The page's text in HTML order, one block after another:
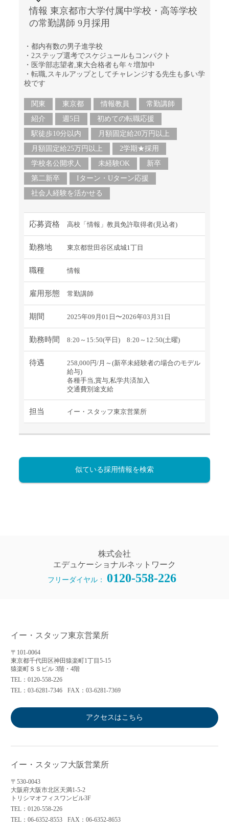
情報 東京都市大学付属中学校・高等学校
の常勤講師 9月採用
・都内有数の男子進学校
・2ステップ選考でスケジュールもコンパクト
・医学部志望者,東大合格者も年々増加中
・転職,スキルアップとしてチャレンジする先生も多い学
校です
関東 東京都 情報教員
常勤講師
紹介
週5日
初めての転職応援
駅徒歩10分以内
月額固定給20万円以上
月額固定給25万円以上
2学期★採用
学校名公開求人
未経験OK
新卒
第二新卒
Iターン・Uターン応援
社会人経験を活かせる
応募資格 高校「情報」教員免許取得者(見込者)
勤務地 東京都世田谷区成城1丁目
職種 情報
雇用形態 常勤講師
期間 2025年09月01日〜2026年03月31日
勤務時間 8:20～15:50(平日) 8:20～12:50(土曜)
待遇
258,000円/月～(新卒未経験者の場合のモデル
給与)
各種手当,賞与,私学共済加入
交通費別途支給
担当 イー・スタッフ東京営業所
似ている採用情報を検索
株式会社
エデュケーショナルネットワーク
フリーダイヤル： 0120-558-226
イー・スタッフ東京営業所
〒101-0064
東京都千代田区神田猿楽町1丁目5-15
猿楽町ＳＳビル 3階・4階
TEL：0120-558-226
TEL：03-6281-7346
FAX：03-6281-7369
アクセスはこちら
イー・スタッフ大阪営業所
〒530-0043
大阪府大阪市北区天満1-5-2
トリシマオフィスワンビル3F
TEL：0120-558-226
TEL：06-6352-8553
FAX：06-6352-8653